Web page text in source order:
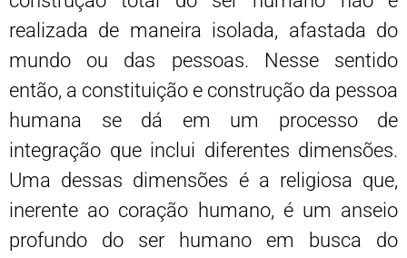
realizada de maneira isolada, afastada do
mundo ou das pessoas. Nesse sentido
então, a constituição e construção da pessoa
humana se dá em um processo de
integração que inclui diferentes dimensões.
Uma dessas dimensões é a religiosa que,
inerente ao coração humano, é um anseio
profundo do ser humano em busca do